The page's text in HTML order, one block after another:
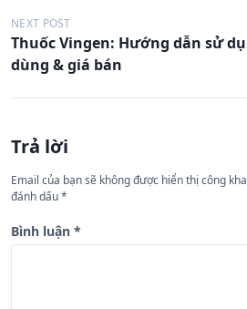
Đ
i
h
ớ
n
g
NEXT POST
Thuốc Vingen: Hướng dẫn sử
dùng & giá bán
Trả lời
Email của bạn sẽ không được hiển thị công
đánh dấu*
Bình luận *